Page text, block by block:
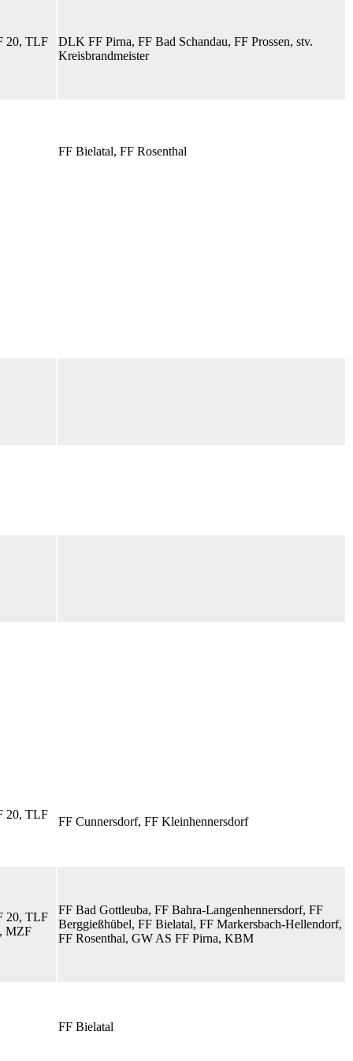
20, TLF
DLK FF Pirna, FF Bad Schandau, FF Prossen, stv.
Kreisbrandmeister
FF Bielatal, FF Rosenthal
20, TLF
FF Cunnersdorf, FF Kleinhennersdorf
20, TLF
MZF
FF Bad Gottleuba, FF Bahra-Langenhennersdorf, FF
Berggießhübel, FF Bielatal, FF Markersbach-Hellendorf,
FF Rosenthal, GW AS FF Pirna, KBM
FF Bielatal